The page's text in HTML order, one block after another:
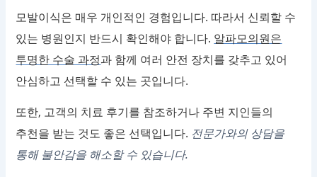
모발이식은 매우 개인적인 경험입니다. 따라서 신뢰할 수
있는 병원인지 반드시 확인해야 합니다. 알파모의원은
투명한 수술 과정과 함께 여러 안전 장치를 갖추고 있어
안심하고 선택할 수 있는 곳입니다.
또한, 고객의 치료 후기를 참조하거나 주변 지인들의
추천을 받는 것도 좋은 선택입니다. 전문가와의 상담을
통해 불안감을 해소할 수 있습니다.